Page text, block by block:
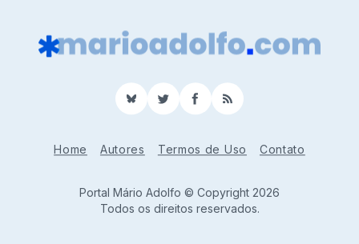
BlueSkyTwitterFacebook
RSS
Home Autores Termos de Uso Contato
Portal Mário Adolfo © Copyright 2026
Todos os direitos reservados.